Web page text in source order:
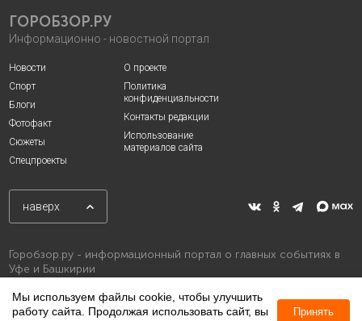
ГОРОБЗОР.РУ
Информационно - новостной портал
Новости
Спорт
Блоги
Фотофакт
Сюжеты
Спецпроекты
О проекте
Политика
конфиденциальности
Контакты редакции
Использование
материалов сайта
наверх
Горобзор.ру - информационный портал о главных событиях в
Уфе и Башкирии
Мы используем файлы cookie, чтобы улучшить
работу сайта. Продолжая использовать сайт, вы
Принять